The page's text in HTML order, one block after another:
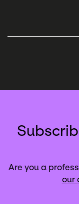
Are you a
our